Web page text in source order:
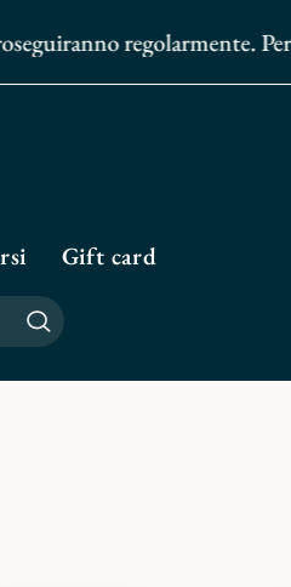
regolarmente. Per
Gift card
Cerca